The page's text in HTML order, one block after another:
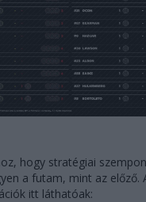
hogy stratégiai
a futam, mint az előző.
itt láthatóak: